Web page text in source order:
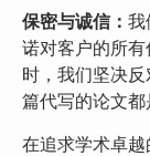
保密与诚信： 我
诺对客户的所
时，我们坚决
篇代写的论文都
在追求学术卓